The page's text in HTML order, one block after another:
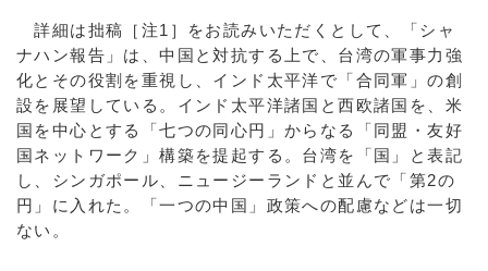
詳細は拙稿［注1］をお読みいただくとして、「シャ
ナハン報告」は、中国と対抗する上で、台湾の軍事力強
化とその役割を重視し、インド太平洋で「合同軍」の創
設を展望している。インド太平洋諸国と西欧諸国を、米
国を中心とする「七つの同心円」からなる「同盟・友好
国ネットワーク」構築を提起する。台湾を「国」と表記
し、シンガポール、ニュージーランドと並んで「第2の
円」に入れた。「一つの中国」政策への配慮などは一切
ない。